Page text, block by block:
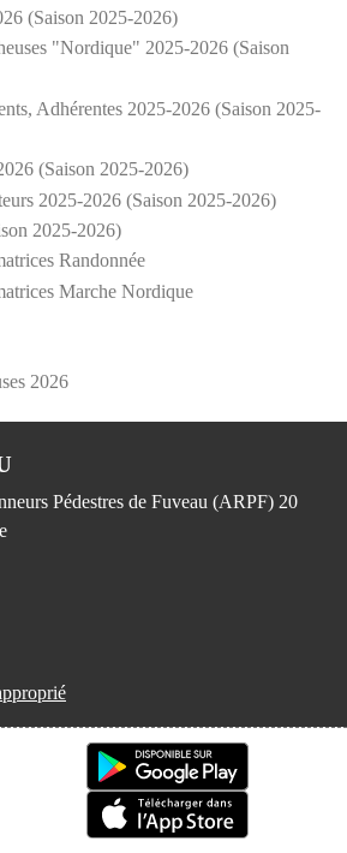
(Saison 2025-2026)
"Nordique" 2025-2026 (Saison
Adhérentes 2025-2026 (Saison 2025-
(Saison 2025-2026)
2025-2026 (Saison 2025-2026)
2025-2026)
Randonnée
Marche Nordique
2026
Pédestres de Fuveau (ARPF) 20